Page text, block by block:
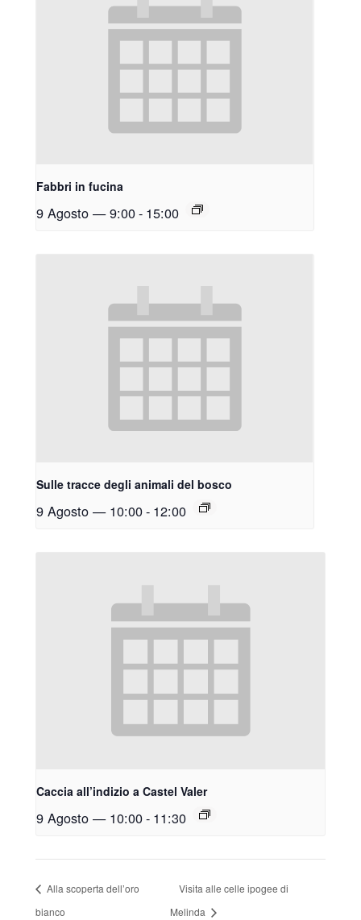
Fabbri in fucina
9 Agosto — 9:00- 15:00
Sulle tracce degli animali del bosco
9 Agosto — 10:00- 12:00
Caccia all’indizio a Castel Valer
9 Agosto — 10:00- 11:30
Alla scoperta dell’oro
bianco
Visita alle celle ipogee di
Melinda